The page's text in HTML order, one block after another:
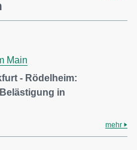
Main
- Rödelheim:
in
mehr